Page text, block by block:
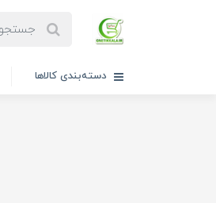
دسته‌بندی کالاها